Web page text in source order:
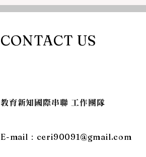
CONTACT US
​教育新知國際串聯 工作團隊
​E-mail： ceri90091@gmail.com